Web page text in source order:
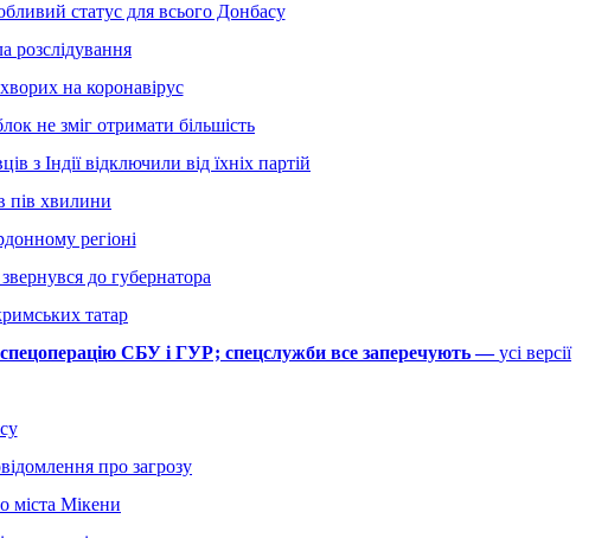
статус для всього Донбасу
розслідування
на коронавірус
не зміг отримати більшість
з Індії відключили від їхніх партій
пів хвилини
регіоні
до губернатора
татар
СБУ і ГУР; спецслужби все заперечують —усі версії
про загрозу
міста Мікени